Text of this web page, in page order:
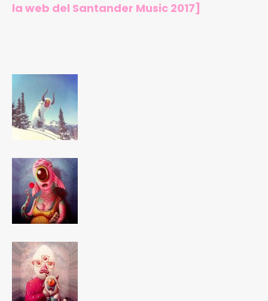
la web del Santander Music 2017]